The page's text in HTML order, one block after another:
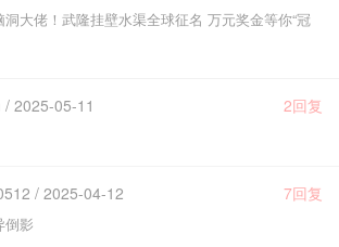
洞大佬！武隆挂壁水渠全球征名 万元奖金等你“冠
2025-05-11 2回复
/ 2025-04-12 7回复
倒影